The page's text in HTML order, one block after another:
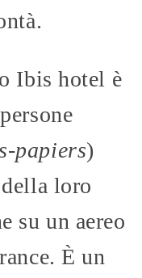
Ibis hotel è
papiers)
loro
su un aereo
È un